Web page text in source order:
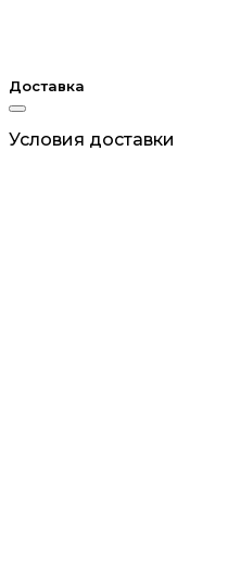
Доставка
Условия доставки